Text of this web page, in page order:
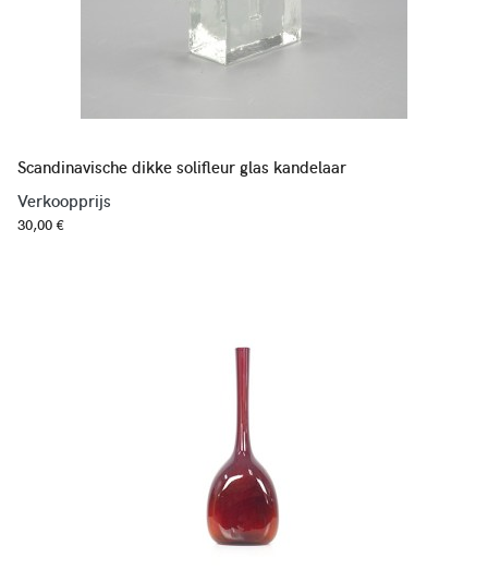
Scandinavische dikke solifleur glas kandelaar
Verkoopprijs
30,00 €